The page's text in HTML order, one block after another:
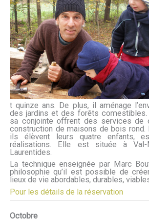
t quinze ans. De plus, il aménage
des jardins et des forêts comestibles.
sa conjointe offrent des services de
construction de maisons de bois rond.
ils élèvent leurs quatre enfants,
réalisations. Elle est située à Val-
Laurentides.
La technique enseignée par Marc
philosophie qu’il est possible de
lieux de vie abordables, durables,
Pour les détails de la réservation
Octobre